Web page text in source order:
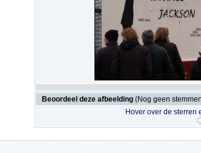
Beoordeel deze afbeelding (Nog geen
Hover over de sterren